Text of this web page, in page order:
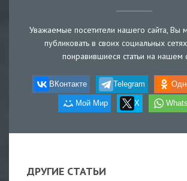
Уважаемые посетители нашего сайта, Вы
публиковать в своих социальных
понравившиеся статьи на нашем
ВКонтакте Telegram
Мой Мир X
ДРУГИЕ СТАТЬИ